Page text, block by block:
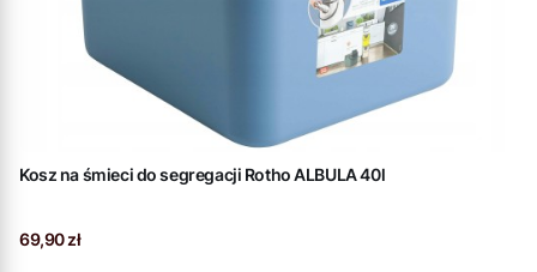
Kosz na śmieci do segregacji Rotho ALBULA 40l
Cena
69,90 zł